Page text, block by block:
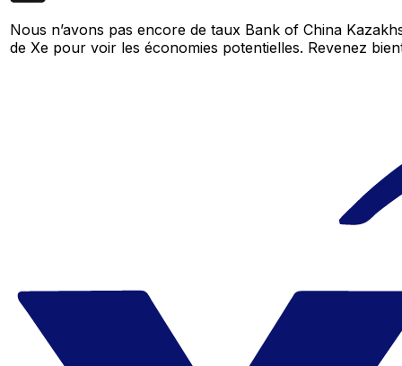
Nous n’avons pas encore de taux Bank of China
de Xe pour voir les économies potentielles. Revenez